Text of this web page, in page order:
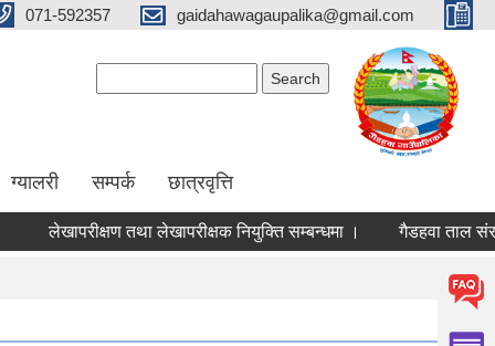
071-592357 gaidahawagaupalika@gmail.com
ग्यालरी सम्पर्क छात्रवृत्ति
लेखापरीक्षण तथा लेखापरीक्षक नियुक्ति सम्बन्धमा । गैडहवा ताल